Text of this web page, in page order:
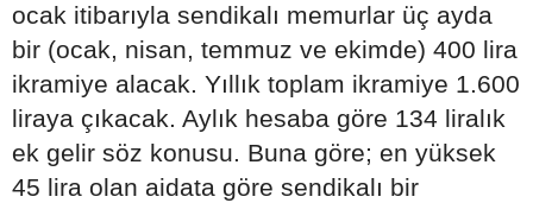
ocak itibarıyla sendikalı memurlar üç ayda
bir (ocak, nisan, temmuz ve ekimde) 400 lira
ikramiye alacak. Yıllık toplam ikramiye 1.600
liraya çıkacak. Aylık hesaba göre 134 liralık
ek gelir söz konusu. Buna göre; en yüksek
45 lira olan aidata göre sendikalı bir